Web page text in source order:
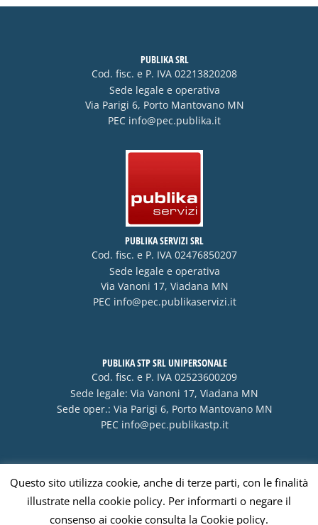
PUBLIKA SRL
Cod. fisc. e P. IVA 02213820208
Sede legale e operativa
Via Parigi 6, Porto Mantovano MN
PEC info@pec.publika.it
PUBLIKA SERVIZI SRL
Cod. fisc. e P. IVA 02476850207
Sede legale e operativa
Via Vanoni 17, Viadana MN
PEC info@pec.publikaservizi.it
PUBLIKA STP SRL UNIPERSONALE
Cod. fisc. e P. IVA 02523600209
Sede legale: Via Vanoni 17, Viadana MN
Sede oper.: Via Parigi 6, Porto Mantovano MN
PEC info@pec.publikastp.it
Visa PayPal Stripe MasterCardCash
On
Questo sito utilizza cookie, anche di terze parti, con le finalità
illustrate nella cookie policy. Per informarti o negare il
consenso ai cookie consulta la Cookie policy.